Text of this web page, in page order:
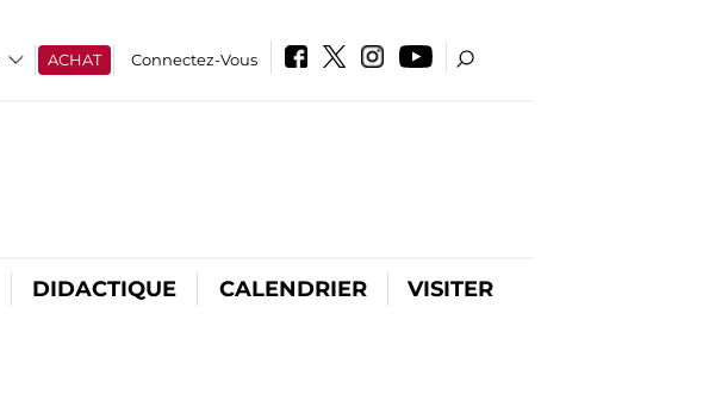
ACHAT Connectez-Vous
DIDACTIQUE CALENDRIER VISITER